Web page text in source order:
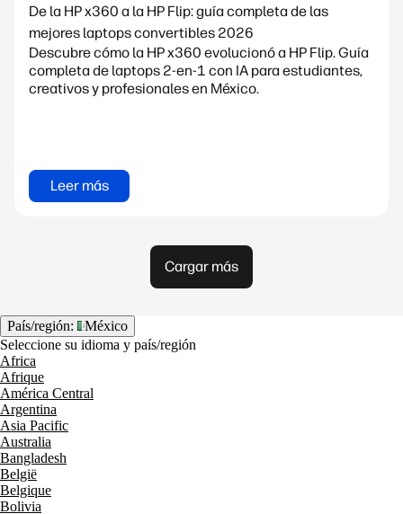
De la HP x360 a la HP Flip: guía completa de las
mejores laptops convertibles 2026
Descubre cómo la HP x360 evolucionó a HP Flip. Guía
completa de laptops 2-en-1 con IA para estudiantes,
creativos y profesionales en México.
Leer más
Cargar más
País/región:
México
Seleccione su idioma y país/región
Africa
Afrique
América Central
Argentina
Asia Pacific
Australia
Bangladesh
België
Belgique
Bolivia